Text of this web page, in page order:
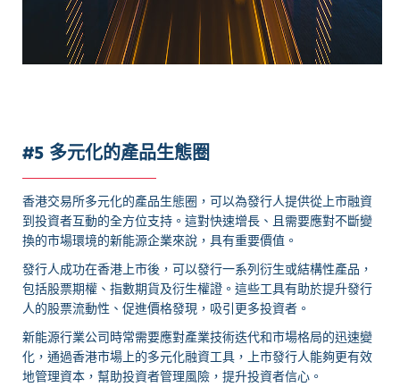
#5 多元化的產品生態圈
香港交易所多元化的產品生態圈，可以為發行人提供從上市融資
到投資者互動的全方位支持。這對快速增長、且需要應對不斷變
換的市場環境的新能源企業來說，具有重要價值。
發行人成功在香港上市後，可以發行一系列衍生或結構性產品，
包括股票期權、指數期貨及衍生權證。這些工具有助於提升發行
人的股票流動性、促進價格發現，吸引更多投資者。
新能源行業公司時常需要應對產業技術迭代和市場格局的迅速變
化，通過香港市場上的多元化融資工具，上市發行人能夠更有效
地管理資本，幫助投資者管理風險，提升投資者信心。